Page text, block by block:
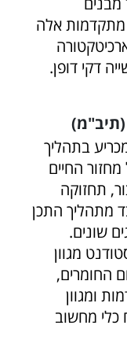
מתקדמות אלה
דקי דופן.
(תיב"מ)
בתהליך
החיים
תחזוקה
מתהליך התכן
שונים.
מגוון
החומרים,
ומגוון
כלי מחשוב